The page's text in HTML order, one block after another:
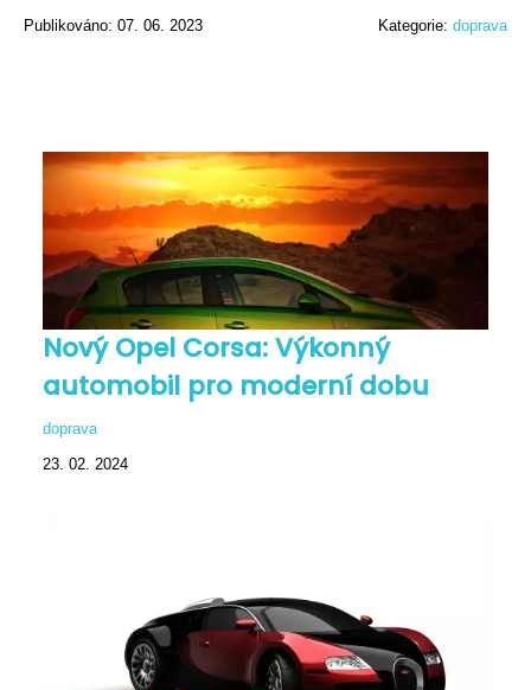
Publikováno: 07. 06. 2023 Kategorie: doprava
Nový Opel Corsa: Výkonný
automobil pro moderní dobu
doprava
23. 02. 2024